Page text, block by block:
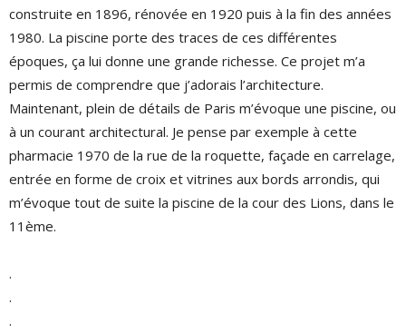
construite en 1896, rénovée en 1920 puis à la fin des années
1980. La piscine porte des traces de ces différentes
époques, ça lui donne une grande richesse. Ce projet m’a
permis de comprendre que j’adorais l’architecture.
Maintenant, plein de détails de Paris m’évoque une piscine, ou
à un courant architectural. Je pense par exemple à cette
pharmacie 1970 de la rue de la roquette, façade en carrelage,
entrée en forme de croix et vitrines aux bords arrondis, qui
m’évoque tout de suite la piscine de la cour des Lions, dans le
11ème.
.
.
.